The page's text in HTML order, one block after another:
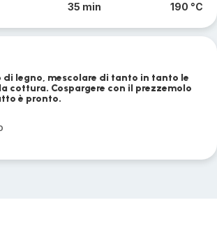
35 min 190 °C
di legno, mescolare di tanto in tanto le
cottura. Cospargere con il prezzemolo
è pronto.